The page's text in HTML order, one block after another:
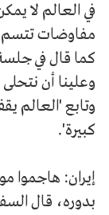
في العالم لا
مفاوضات تتسم
كما قال في
وعلينا أن نتحلى
وتابع 'العالم
كبيرة'.
إيران: هاجموا
بدوره، قال